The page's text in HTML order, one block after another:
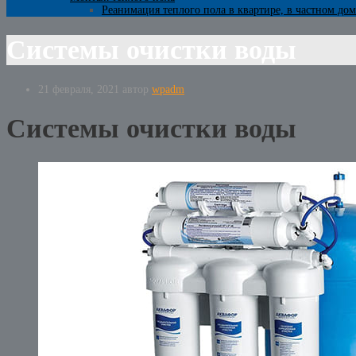
Реанимация теплого пола в квартире, в частном
21 февраля, 2021 автор wpadm
Системы очистки воды